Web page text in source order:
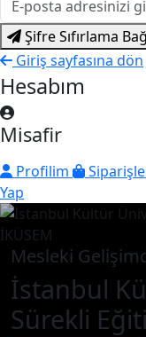
Şifre Sıfırlama
Giriş sayfasına dön
Hesabım
Misafir
Profilim
Yap
Mesleki
İstanbul
Sürekli